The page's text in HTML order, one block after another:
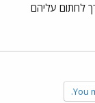
לחתום עליהם
You